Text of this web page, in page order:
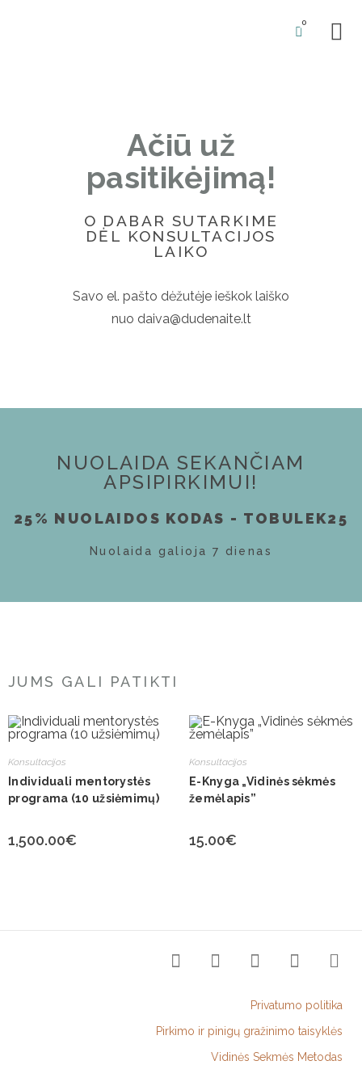
0
Ačiū už
pasitikėjimą!
O DABAR SUTARKIME
DĖL KONSULTACIJOS
LAIKO
Savo el. pašto dėžutėje ieškok laiško
nuo daiva@dudenaite.lt
NUOLAIDA SEKANČIAM
APSIPIRKIMUI!
25% NUOLAIDOS KODAS - TOBULEK25
Nuolaida galioja 7 dienas
JUMS GALI PATIKTI
Konsultacijos
Individuali mentorystės
programa (10 užsiėmimų)
1,500.00€
Konsultacijos
E-Knyga „Vidinės sėkmės
žemėlapis”
15.00€
Privatumo politika
Pirkimo ir pinigų gražinimo taisyklės
Vidinės Sekmės Metodas